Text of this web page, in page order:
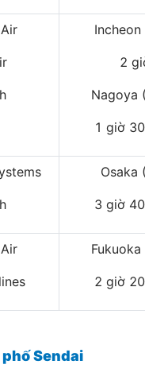
Incheon
2
Nagoya
1 giờ
Osaka
3 giờ
Fukuoka
2 giờ
Sendai